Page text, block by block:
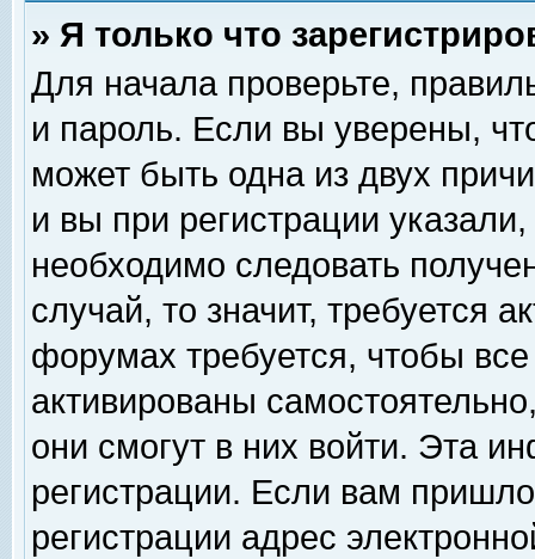
» Я только что
Для начала проверьте,
и пароль. Если вы уверены,
может быть одна из двух
и вы при регистрации
необходимо следовать
случай, то значит, требуется
форумах требуется, чтобы
активированы
они смогут в них войти. Эта
регистрации. Если вам
регистрации адрес